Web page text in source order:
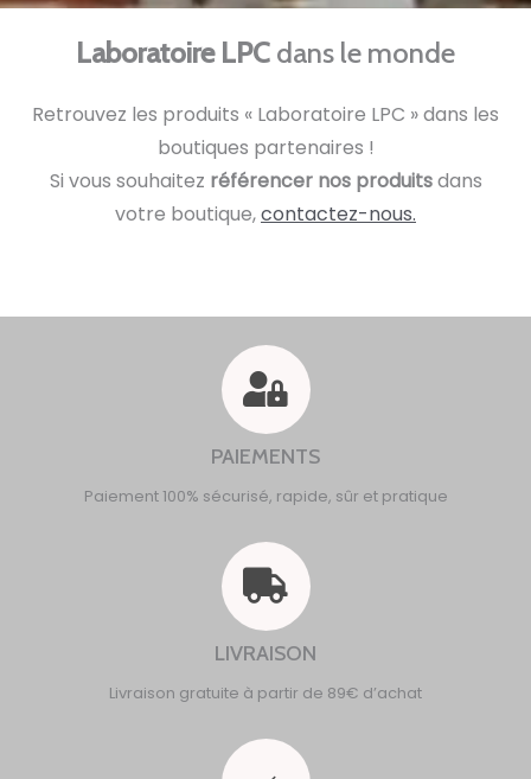
Laboratoire LPC dans le monde
Retrouvez les produits « Laboratoire LPC » dans les
boutiques partenaires !
Si vous souhaitez référencer nos produitsdans
votre boutique,contactez-nous.
PAIEMENTS
Paiement 100% sécurisé, rapide, sûr et pratique
LIVRAISON
Livraison gratuite à partir de 89€ d’achat